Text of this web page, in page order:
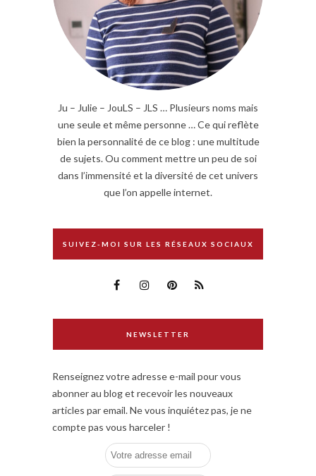
Ju – Julie – JouLS – JLS … Plusieurs noms mais
une seule et même personne … Ce qui reflète
bien la personnalité de ce blog : une multitude
de sujets. Ou comment mettre un peu de soi
dans l’immensité et la diversité de cet univers
que l’on appelle internet.
SUIVEZ-MOI SUR LES RÉSEAUX SOCIAUX
NEWSLETTER
Renseignez votre adresse e-mail pour vous
abonner au blog et recevoir les nouveaux
articles par email. Ne vous inquiétez pas, je ne
compte pas vous harceler !